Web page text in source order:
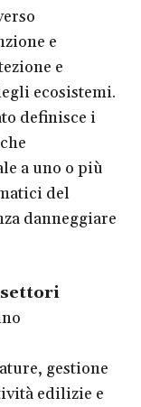
e
e
ecosistemi.
definisce i
a uno o più
del
danneggiare
gestione
edilizie e